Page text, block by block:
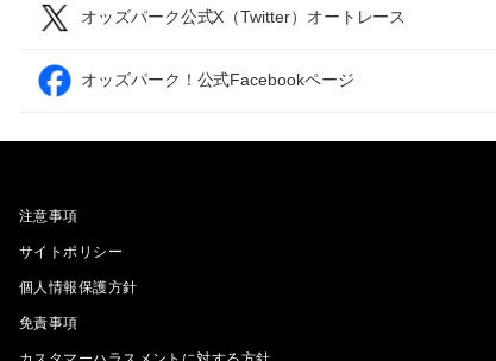
オッズパーク公式X（Twitter）オートレース
オッズパーク！公式Facebookページ
注意事項
サイトポリシー
個人情報保護方針
免責事項